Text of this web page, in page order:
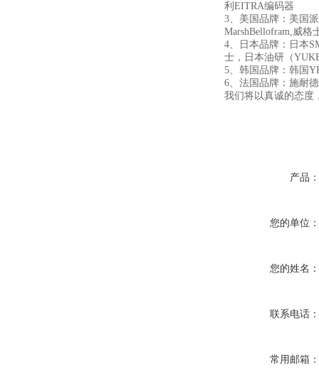
利EITRA编码器
3、美国品牌：美国
MarshBellofram,威格
4、日本品牌：日本
士，日本油研（
5、韩国品牌：韩国
6、法国品牌：施耐
我们将以真诚的态度
产品：
您的单位：
您的姓名：
联系电话：
常用邮箱：